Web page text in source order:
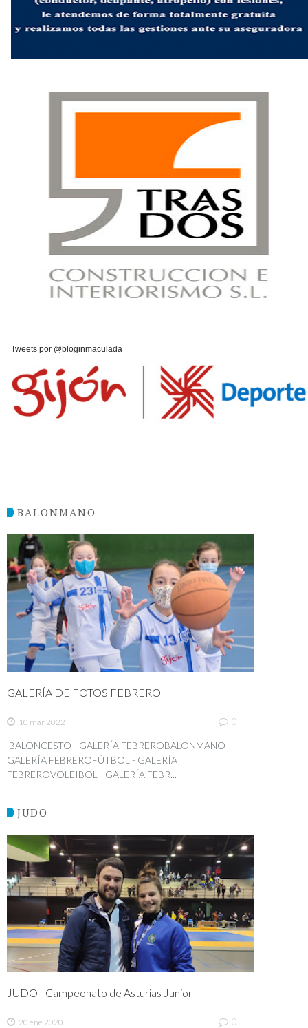
Tweets por @bloginmaculada
BALONMANO
GALERÍA DE FOTOS FEBRERO
10 mar 2022 0
BALONCESTO - GALERÍA FEBREROBALONMANO -
GALERÍA FEBREROFÚTBOL - GALERÍA
FEBREROVOLEIBOL - GALERÍA FEBR...
JUDO
JUDO - Campeonato de Asturias Junior
20 ene 2020 0